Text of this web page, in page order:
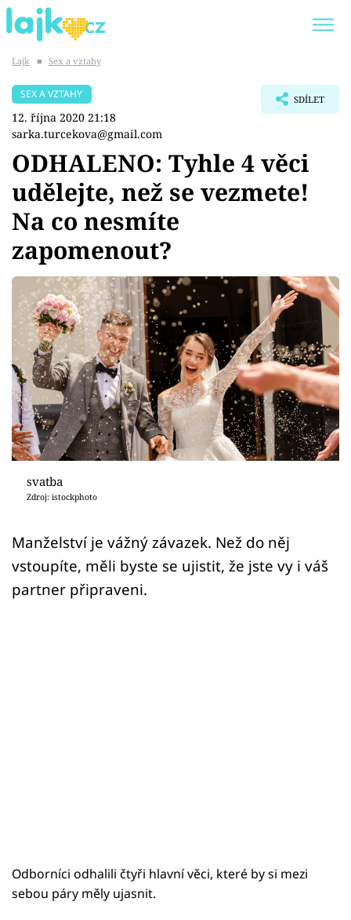
SHOPAHOLICADEL
Témata
Showbyznys
Youtubeři
Virály
Sex a vztahy
Videa
Sledujte prima+
Přihlášení
Sledujte nás
Lajk ■ Sex a vztahy
SEX A VZTAHY
12. října 2020 21:18
sarka.turcekova@gmail.com
SDÍLET
ODHALENO: Tyhle 4 věci
udělejte, než se vezmete!
Na co nesmíte
zapomenout?
svatba
Zdroj: istockphoto
Manželství je vážný závazek. Než do něj
vstoupíte, měli byste se ujistit, že jste vy i váš
partner připraveni.
Odborníci odhalili čtyři hlavní věci, které by si mezi
sebou páry měly ujasnit.